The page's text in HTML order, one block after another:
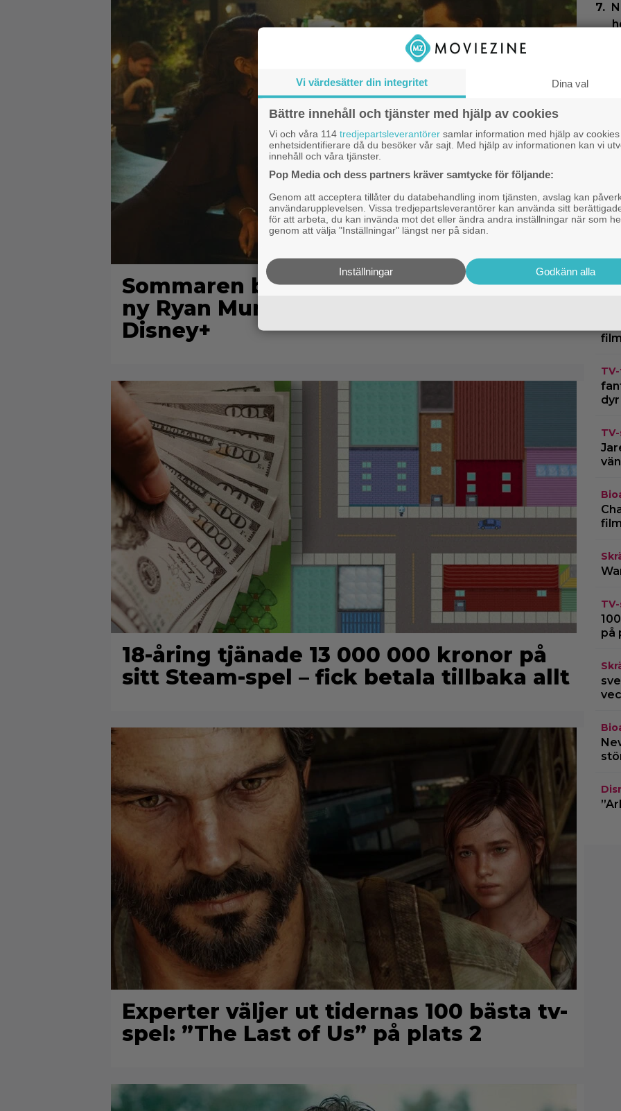
Sommaren blev just hetare: 2 avsnitt av
ny Ryan Murphy-thriller har anlänt till
Disney+
18-åring tjänade 13 000 000 kronor på
sitt Steam-spel – fick betala tillbaka allt
Experter väljer ut tidernas 100 bästa tv-
spel: ”The Last of Us” på plats 2
film
på
Vi värdesätter din integritet Dina val
Bättre innehåll och tjänster med hjälp av cookies
Vi och våra 114 tredjepartsleverantörer samlar information med hjälp av cookies
enhetsidentifierare då du besöker vår sajt. Med hjälp av informationen kan vi
innehåll och våra tjänster.
Pop Media och dess partners kräver samtycke för följande:
Genom att acceptera tillåter du databehandling inom tjänsten, avslag kan
användarupplevelsen. Vissa tredjepartsleverantörer kan använda sitt
för att arbeta, du kan invända mot det eller ändra andra inställningar när som
genom att välja "Inställningar" längst ner på sidan.
Godkänn alla
Inställningar